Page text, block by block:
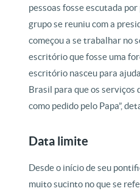
pessoas fosse escutada
grupo se reuniu com a
começou a se trabalhar no
escritório que fosse uma
escritório nasceu para
Brasil para que os serviços
como pedido pelo Papa”,
Data limite
Desde o início de seu
muito sucinto no que se